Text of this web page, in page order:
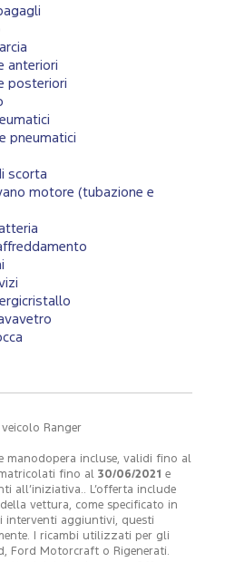
anteriori
posteriori
pneumatici
scorta
motore (tubazione e
Ranger
manodopera incluse, validi fino al
fino al 30/06/2021
e
all’iniziativa.. L’offerta include
vettura, come specificato in
interventi aggiuntivi, questi
I ricambi utilizzati per gli
Ford Motorcraft o Rigenerati.